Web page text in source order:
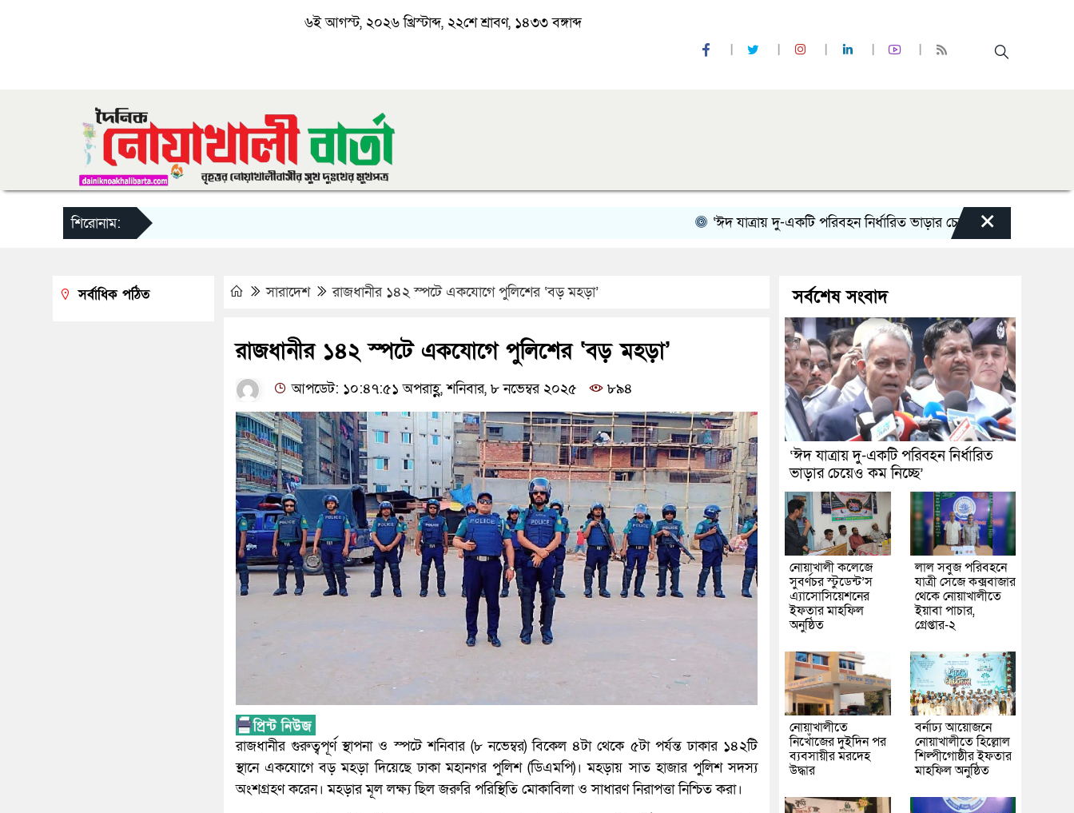
৬ই আগস্ট, ২০২৬ খ্রিস্টাব্দ, ২২শে শ্রাবণ, ১৪৩৩ বঙ্গাব্দ
শিরোনাম: ‘ঈদ যাত্রায় দু-একটি পরিবহন নির্ধারিত ভাড়ার চেয়েও কম নিচ্ছে’
×
সারাদেশ রাজধানীর ১৪২ স্পটে একযোগে পুলিশের ‘বড় মহড়া’
রাজধানীর ১৪২ স্পটে একযোগে পুলিশের ‘বড় মহড়া’
আপডেট: ১০:৪৭:৫১ অপরাহ্ণ, শনিবার, ৮ নভেম্বর ২০২৫ ৮৯৪
রাজধানীর গুরুত্বপূর্ণ স্থাপনা ও স্পটে শনিবার (৮ নভেম্বর) বিকেল ৪টা থেকে ৫টা পর্যন্ত ঢাকার ১৪২টি
স্থানে একযোগে বড় মহড়া দিয়েছে ঢাকা মহানগর পুলিশ (ডিএমপি)। মহড়ায় সাত হাজার পুলিশ সদস্য
অংশগ্রহণ করেন। মহড়ার মূল লক্ষ্য ছিল জরুরি পরিস্থিতি মোকাবিলা ও সাধারণ নিরাপত্তা নিশ্চিত করা।
সর্বাধিক পঠিত সর্বশেষ সংবাদ
‘ঈদ যাত্রায় দু-একটি পরিবহন নির্ধারিত
ভাড়ার চেয়েও কম নিচ্ছে’
নোয়াখালী কলেজে
সুবর্ণচর স্টুডেন্ট’স
এ্যাসোসিয়েশনের
ইফতার মাহফিল
অনুষ্ঠিত
লাল সবুজ পরিবহনে
যাত্রী সেজে কক্সবাজার
থেকে নোয়াখালীতে
ইয়াবা পাচার,
গ্রেপ্তার-২
নোয়াখালীতে
নিখোঁজের দুইদিন পর
ব্যবসায়ীর মরদেহ
উদ্ধার
বর্নাঢ্য আয়োজনে
নোয়াখালীতে হিল্লোল
শিল্পীগোষ্ঠীর ইফতার
মাহফিল অনুষ্ঠিত